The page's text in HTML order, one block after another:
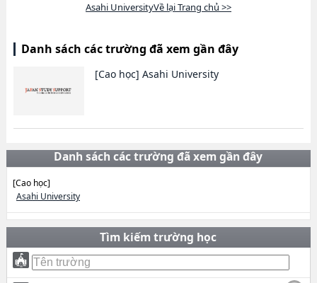
Asahi UniversityVề lại Trang chủ >>
Danh sách các trường đã xem gần đây
[Cao học] Asahi University
Danh sách các trường đã xem gần đây
[Cao học]
Asahi University
Tìm kiếm trường học